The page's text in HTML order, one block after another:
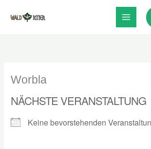
Inhalt
Worbla
NÄCHSTE VERANSTALTUNG
Keine bevorstehenden